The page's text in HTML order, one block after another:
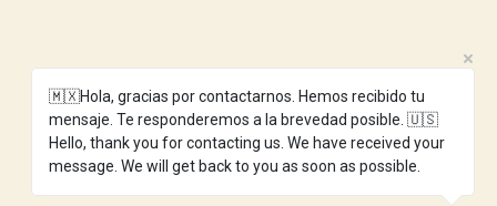
🇲🇽Hola, gracias por contactarnos. Hemos recibido tu
mensaje. Te responderemos a la brevedad posible. 🇺🇸
Hello, thank you for contacting us. We have received your
message. We will get back to you as soon as possible.